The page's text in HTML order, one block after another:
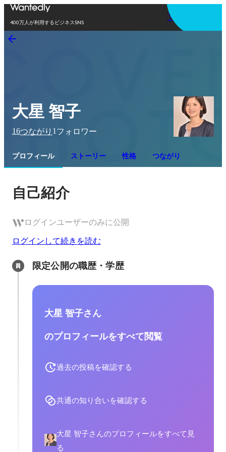
400万人が利用するビジネスSNS
アプリを使う
大星 智子
16つながり 1 フォロワー
プロフィール ストーリー 性格 つながり
自己紹介
ログインユーザーのみに公開
ログインして続きを読む
限定公開の職歴・学歴
大星 智子さん
のプロフィールをすべて閲覧
過去の投稿を確認する
共通の知り合いを確認する
大星 智子さんのプロフィールをすべて見
る